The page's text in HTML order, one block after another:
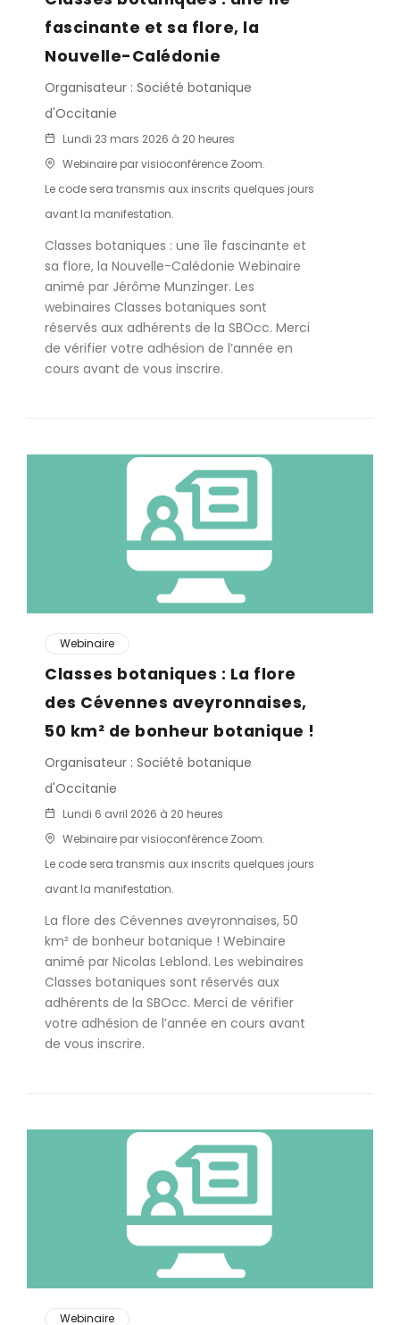
fascinante et sa flore, la
Nouvelle-Calédonie
Organisateur : Société botanique
d'Occitanie
Lundi 23 mars 2026 à 20 heures
Webinaire par visioconférence Zoom.
Le code sera transmis aux inscrits quelques jours
avant la manifestation.
Classes botaniques : une île fascinante et
sa flore, la Nouvelle-Calédonie Webinaire
animé par Jérôme Munzinger. Les
webinaires Classes botaniques sont
réservés aux adhérents de la SBOcc. Merci
de vérifier votre adhésion de l’année en
cours avant de vous inscrire.
Webinaire
Classes botaniques : La flore
des Cévennes aveyronnaises,
50 km² de bonheur botanique !
Organisateur : Société botanique
d'Occitanie
Lundi 6 avril 2026 à 20 heures
Webinaire par visioconférence Zoom.
Le code sera transmis aux inscrits quelques jours
avant la manifestation.
La flore des Cévennes aveyronnaises, 50
km² de bonheur botanique ! Webinaire
animé par Nicolas Leblond. Les webinaires
Classes botaniques sont réservés aux
adhérents de la SBOcc. Merci de vérifier
votre adhésion de l’année en cours avant
de vous inscrire.
Webinaire